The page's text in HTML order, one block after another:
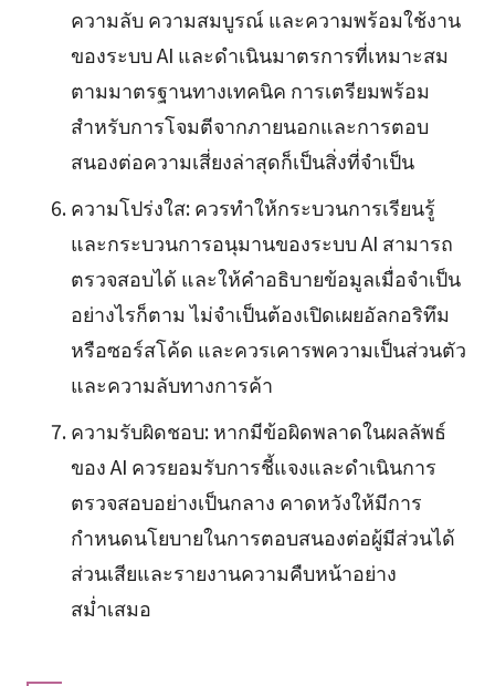
ความลับ ความสมบูรณ์ และความพร้อมใช้งาน
ของระบบ AI และดำเนินมาตรการที่เหมาะสม
ตามมาตรฐานทางเทคนิค การเตรียมพร้อม
สำหรับการโจมตีจากภายนอกและการตอบ
สนองต่อความเสี่ยงล่าสุดก็เป็นสิ่งที่จำเป็น
ความโปร่งใส: ควรทำให้กระบวนการเรียนรู้
และกระบวนการอนุมานของระบบ AI สามารถ
ตรวจสอบได้ และให้คำอธิบายข้อมูลเมื่อจำเป็น
อย่างไรก็ตาม ไม่จำเป็นต้องเปิดเผยอัลกอริทึม
หรือซอร์สโค้ด และควรเคารพความเป็นส่วนตัว
และความลับทางการค้า
ความรับผิดชอบ: หากมีข้อผิดพลาดในผลลัพธ์
ของ AI ควรยอมรับการชี้แจงและดำเนินการ
ตรวจสอบอย่างเป็นกลาง คาดหวังให้มีการ
กำหนดนโยบายในการตอบสนองต่อผู้มีส่วนได้
ส่วนเสียและรายงานความคืบหน้าอย่าง
สม่ำเสมอ